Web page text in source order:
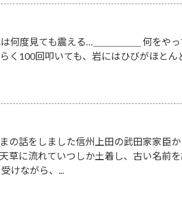
何度見ても震える…＿＿＿＿＿ 何をや
く100回叩いても、岩にはひびがほとん
の話をしました信州上田の武田家家臣
草に流れていつしか土着し、古い名前
けながら、...